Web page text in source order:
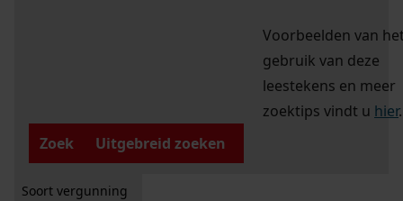
Voorbeelden van
gebruik van deze
leestekens en meer
zoektips vindt u hier.
Zoek
Uitgebreid zoeken
Soort vergunning